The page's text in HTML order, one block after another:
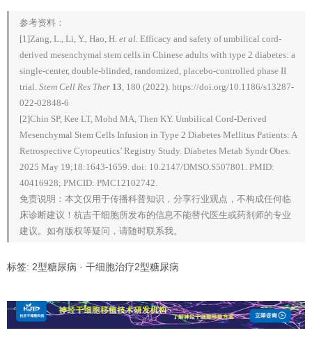
参考资料：
[1]Zang, L., Li, Y., Hao, H. et al. Efficacy and safety of umbilical cord-
derived mesenchymal stem cells in Chinese adults with type 2 diabetes: a
single-center, double-blinded, randomized, placebo-controlled phase II
trial. Stem Cell Res Ther 13, 180 (2022). https://doi.org/10.1186/s13287-
022-02848-6
[2]Chin SP, Kee LT, Mohd MA, Then KY. Umbilical Cord-Derived
Mesenchymal Stem Cells Infusion in Type 2 Diabetes Mellitus Patients: A
Retrospective Cytopeutics’ Registry Study. Diabetes Metab Syndr Obes.
2025 May 19;18:1643-1659. doi: 10.2147/DMSO.S507801. PMID:
40416928; PMCID: PMC12102742.
免责说明：本文仅用于传播科普知识，分享行业观点，不构成任何临
床诊断建议！杭吉干细胞所发布的信息不能替代医生或药剂师的专业
建议。如有版权等疑问，请随时联系我。
标签: 2型糖尿病 · 干细胞治疗2型糖尿病